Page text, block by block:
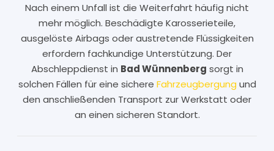
Nach einem Unfall ist die Weiterfahrt häufig nicht
mehr möglich. Beschädigte Karosserieteile,
ausgelöste Airbags oder austretende Flüssigkeiten
erfordern fachkundige Unterstützung. Der
Abschleppdienst in Bad Wünnenberg sorgt in
solchen Fällen für eine sichere Fahrzeugbergungund
den anschließenden Transport zur Werkstatt oder
an einen sicheren Standort.